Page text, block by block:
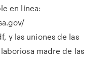
en línea:
y las uniones de las
madre de las